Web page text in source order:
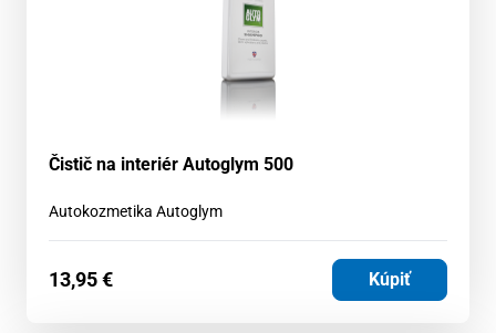
Čistič na interiér Autoglym 500
Autokozmetika Autoglym
13,95€ Kúpiť